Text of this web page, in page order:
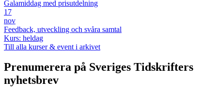
Galamiddag med prisutdelning
17
nov
Feedback, utveckling och svåra samtal
Kurs: heldag
Till alla kurser & event i arkivet
Prenumerera på Sveriges Tidskrifters
nyhetsbrev